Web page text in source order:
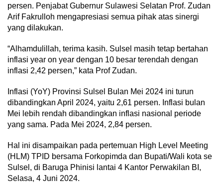
persen. Penjabat Gubernur Sulawesi Selatan Prof. Zudan
Arif Fakrulloh mengapresiasi semua pihak atas sinergi
yang dilakukan.
“Alhamdulillah, terima kasih. Sulsel masih tetap bertahan
inflasi year on year dengan 10 besar terendah dengan
inflasi 2,42 persen,” kata Prof Zudan.
Inflasi (YoY) Provinsi Sulsel Bulan Mei 2024 ini turun
dibandingkan April 2024, yaitu 2,61 persen. Inflasi bulan
Mei lebih rendah dibandingkan inflasi nasional periode
yang sama. Pada Mei 2024, 2,84 persen.
Hal ini disampaikan pada pertemuan High Level Meeting
(HLM) TPID bersama Forkopimda dan Bupati/Wali kota se
Sulsel, di Baruga Phinisi lantai 4 Kantor Perwakilan BI,
Selasa, 4 Juni 2024.